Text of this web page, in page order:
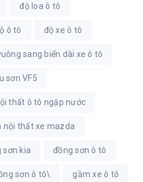
độ loa ô tô
ô tô độ xe ô tô
sang biển dài xe ô tô
sơn VF5
thất ô tô ngập nước
nội thất xe mazda
sơn kia đồng sơn ô tô
sơn ô tô\ gầm xe ô tô